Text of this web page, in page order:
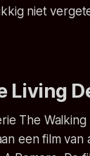
niet
Living
The
een film van